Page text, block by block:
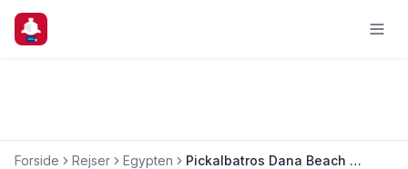
Forside Rejser Egypten Pickalbatros Dana Beach Resort